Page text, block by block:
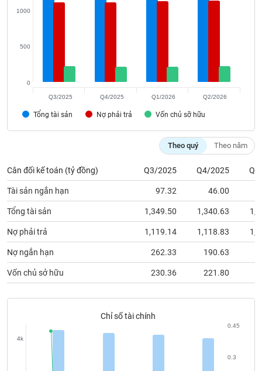
Tổng tài sản Nợ phải trả Vốn chủ sỡ hữu
0
500
1000
Q3/2025 Q4/2025 Q1/2026 Q2/2026
Theo quý Theo năm
Cân đối kế toán (tỷ đồng) Q3/2025 Q4/2025
Tài sản ngắn hạn 97.32 46.00
Tổng tài sản 1,349.50 1,340.63
Nợ phải trả 1,119.14 1,118.83
Nợ ngắn hạn 262.33 190.63
Vốn chủ sở hữu 230.36 221.80
Chỉ số tài chính
4k
0.3
0.45
chính
Công
đầu
tư
Truyền
thông
chính